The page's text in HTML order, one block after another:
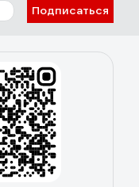
Подписаться